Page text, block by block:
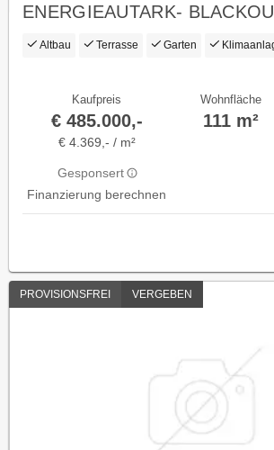
ENERGIEAUTARK-
PROVISIONSFREI -
Altbau Terrasse Garten
Kaufpreis
€ 485.000,-
€ 4.369,- / m²
Gesponsert
Finanzierung berechnen
Wohnfläche
111 m²
PROVISIONSFREI VERGEBEN